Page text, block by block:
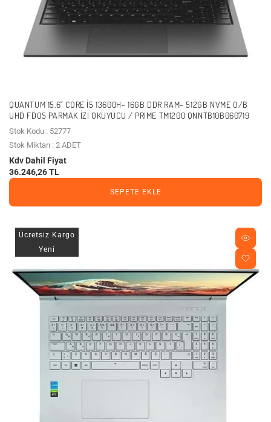
QUANTUM 15.6" CORE I5 13600H- 16GB DDR RAM- 512GB NVME O/B
UHD FDOS PARMAK İZI OKUYUCU / PRIME TM1200 QNNTB10B060719
Stok Kodu : 52777
Stok Miktarı : 2 ADET
Kdv Dahil Fiyat
36.246,26 TL
SEPETE EKLE
Ücretsiz Kargo
Yeni